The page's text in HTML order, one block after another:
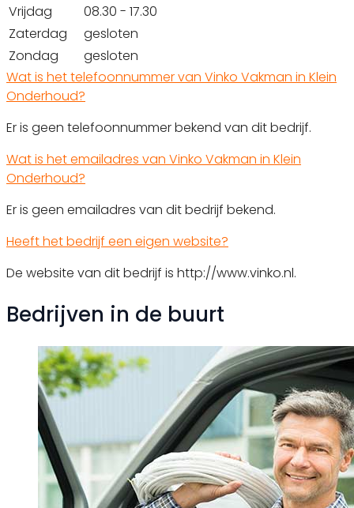
Vrijdag
08.30 - 17.30
Zaterdag
gesloten
Zondag
gesloten
Wat is het telefoonnummer van Vinko Vakman in Klein
Onderhoud?
Er is geen telefoonnummer bekend van dit bedrijf.
Wat is het emailadres van Vinko Vakman in Klein
Onderhoud?
Er is geen emailadres van dit bedrijf bekend.
Heeft het bedrijf een eigen website?
De website van dit bedrijf is http://www.vinko.nl.
Bedrijven in de buurt